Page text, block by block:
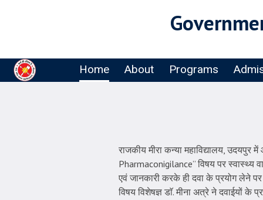
Home About Programs
राजकीय मीरा कन्या महाविद्यालय,
Pharmaconigilance” विषय पर स्वास्थ्य
एवं जानकारी करके ही दवा के प्रयोग लेने
विषय विशेषज्ञ डाॅ. मीना अत्रे ने दवाईयों के